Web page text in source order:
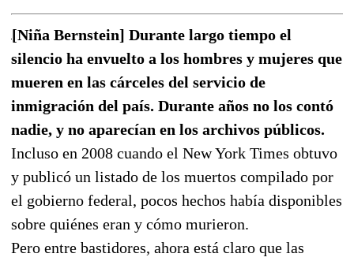
[Niña Bernstein] Durante largo tiempo el
silencio ha envuelto a los hombres y mujeres que
mueren en las cárceles del servicio de
inmigración del país. Durante años no los contó
nadie, y no aparecían en los archivos públicos.
Incluso en 2008 cuando el New York Times obtuvo
y publicó un listado de los muertos compilado por
el gobierno federal, pocos hechos había disponibles
sobre quiénes eran y cómo murieron.
Pero entre bastidores, ahora está claro que las